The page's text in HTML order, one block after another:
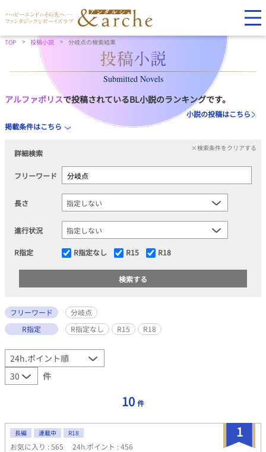
TOP 投稿小説 分岐点の検索結果
Submitted Novels
アルファポリスで投稿されているBL小説のランキングです。
小説の投稿はこちら
掲載条件はこちら
詳細検索
×検索条件をクリアする
フリーワード
長さ
進行状況
R指定 R指定なし R15 R18
フリーワード
分岐点
R指定
R指定なし R15 R18
件
10 件
1
長編 連載中 R18
お気に入り : 565 24h.ポイント : 456